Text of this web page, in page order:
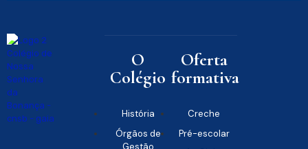
O
Colégio
História
Órgãos de
Oferta
formativa
Creche
Pré-escolar